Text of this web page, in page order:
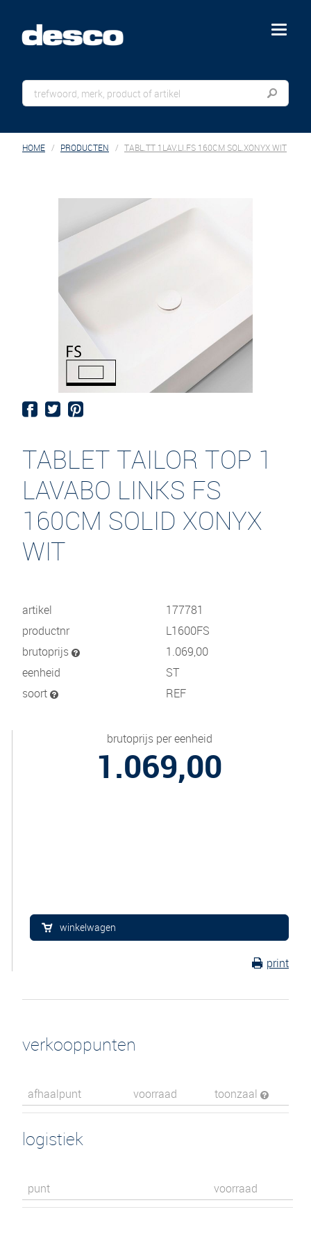
menu
HOME PRODUCTEN TABL.TT 1LAV.LI.FS 160CM SOL.XONYX WIT
TABLET TAILOR TOP 1
LAVABO LINKS FS
160CM SOLID XONYX
WIT
artikel
177781
productnr
L1600FS
brutoprijs
1.069,00
eenheid
ST
soort
REF
brutoprijs per eenheid
1.069,00
winkelwagen
print
verkooppunten
afhaalpunt voorraad toonzaal
logistiek
punt voorraad